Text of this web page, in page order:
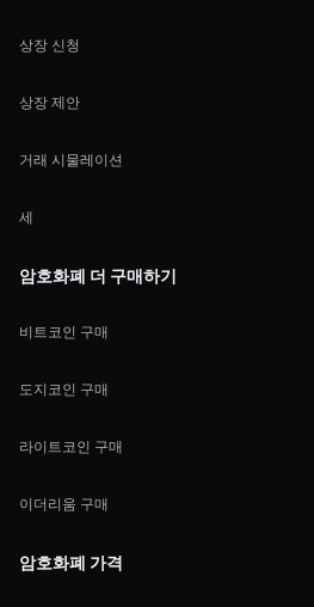
상장 신청
상장 제안
거래 시물레이션
세
암호화폐 더 구매하기
비트코인 구매
도지코인 구매
라이트코인 구매
이더리움 구매
암호화폐 가격